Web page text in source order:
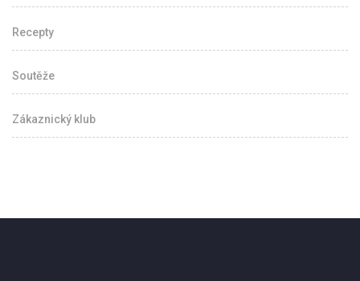
Recepty
Soutěže
Zákaznický klub